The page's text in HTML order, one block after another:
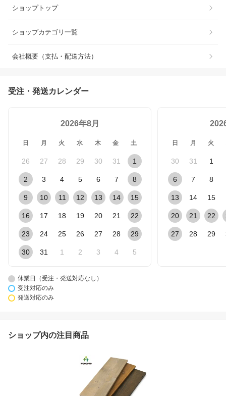
ショップトップ
ショップカテゴリ一覧
会社概要（支払・配送方法）
受注・発送カレンダー
2026年8月
日 月 火 水 木 金 土
26 27 28 29 30 31 1
2 3 4 5 6 7 8
9 10 11 12 13 14 15
16 17 18 19 20 21 22
23 24 25 26 27 28 29
30 31 1 2 3 4 5
日 月 火
30 31 1
6 7 8
13 14 15
20 21 22
27 28 29
休業日（受注・発送対応なし）
受注対応のみ
発送対応のみ
ショップ内の注目商品